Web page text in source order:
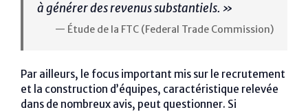
à générer des revenus substantiels. »
— Étude de la FTC (Federal Trade Commission)
Par ailleurs, le focus important mis sur le recrutement
et la construction d’équipes, caractéristique relevée
dans de nombreux avis, peut questionner. Si